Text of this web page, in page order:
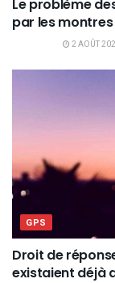
Le problème
par les montres
2 AOÛT
GPS
Droit de
existaient déjà